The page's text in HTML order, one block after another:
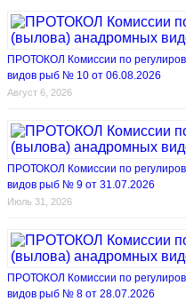
ПРОТОКОЛ Комиссии по
видов рыб № 10 от 06.08.2026
Август 6, 2026
ПРОТОКОЛ Комиссии по
видов рыб № 9 от 31.07.2026
Июль 31, 2026
ПРОТОКОЛ Комиссии по
видов рыб № 8 от 28.07.2026